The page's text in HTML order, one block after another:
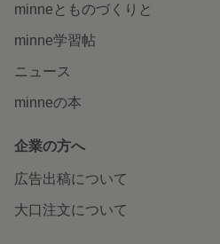
minneとものづくりと
minne学習帖
ニュース
minneの本
企業の方へ
広告出稿について
大口注文について